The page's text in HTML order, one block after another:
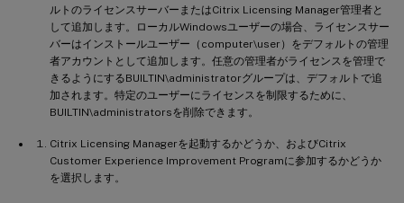
ルトのライセンスサーバーまたはCitrix Licensing Manager管理者と
して追加します。ローカルWindowsユーザーの場合、ライセンスサー
バーはインストールユーザー（computer\user）をデフォルトの管理
者アカウントとして追加します。任意の管理者がライセンスを管理で
きるようにするBUILTIN\administratorグループは、デフォルトで追
加されます。特定のユーザーにライセンスを制限するために、
BUILTIN\administratorsを削除できます。
Citrix Licensing Managerを起動するかどうか、およびCitrix
Customer Experience Improvement Programに参加するかどうか
を選択します。